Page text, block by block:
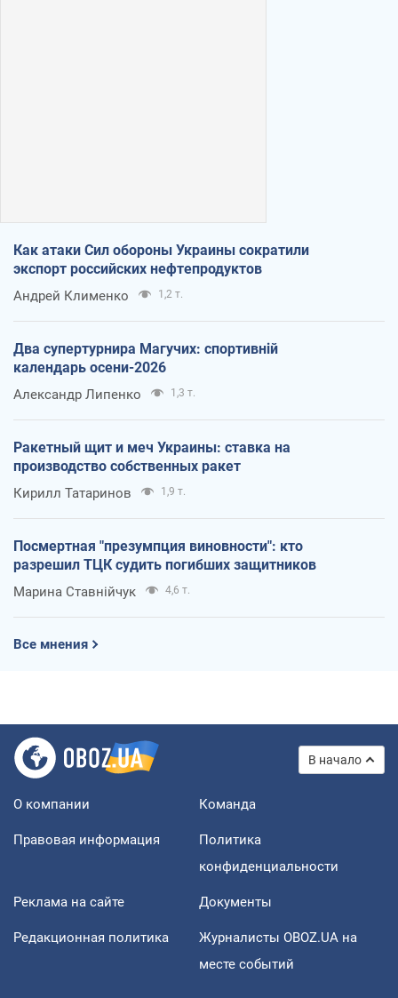
Как атаки Сил обороны Украины сократили
экспорт российских нефтепродуктов
Андрей Клименко 1,2 т.
Два супертурнира Магучих: спортивній
календарь осени-2026
Александр Липенко 1,3 т.
Ракетный щит и меч Украины: ставка на
производство собственных ракет
Кирилл Татаринов 1,9 т.
Посмертная "презумпция виновности": кто
разрешил ТЦК судить погибших защитников
Марина Ставнійчук 4,6 т.
Все мнения
В начало
О компании Команда
Правовая информация
Политика
конфиденциальности
Реклама на сайте Документы
Редакционная политика
Журналисты OBOZ.UA на
месте событий